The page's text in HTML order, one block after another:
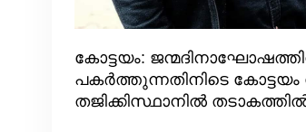
കോട്ടയം:
പകർത്തുന്നതിനിടെ
തജിക്കിസ്ഥാനിൽ